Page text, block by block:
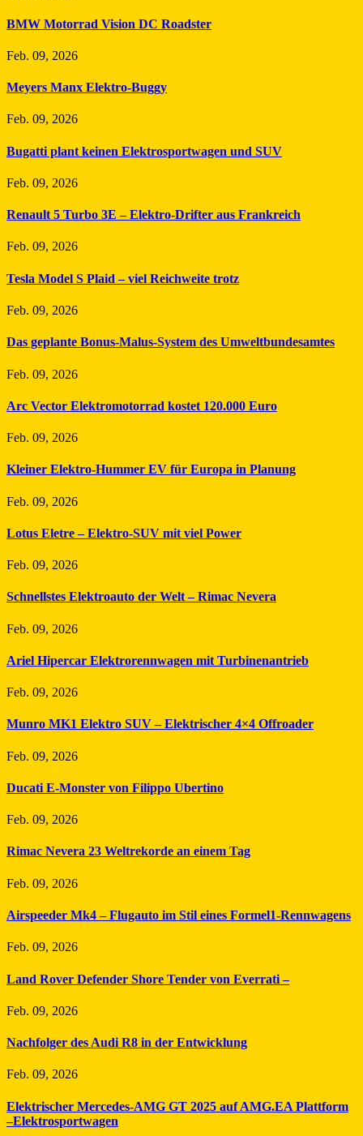
BMW Motorrad Vision DC Roadster
Feb. 09, 2026
Meyers Manx Elektro-Buggy
Feb. 09, 2026
Bugatti plant keinen Elektrosportwagen und SUV
Feb. 09, 2026
Renault 5 Turbo 3E – Elektro-Drifter aus Frankreich
Feb. 09, 2026
Tesla Model S Plaid – viel Reichweite trotz
Feb. 09, 2026
Das geplante Bonus-Malus-System des Umweltbundesamtes
Feb. 09, 2026
Arc Vector Elektromotorrad kostet 120.000 Euro
Feb. 09, 2026
Kleiner Elektro-Hummer EV für Europa in Planung
Feb. 09, 2026
Lotus Eletre – Elektro-SUV mit viel Power
Feb. 09, 2026
Schnellstes Elektroauto der Welt – Rimac Nevera
Feb. 09, 2026
Ariel Hipercar Elektrorennwagen mit Turbinenantrieb
Feb. 09, 2026
Munro MK1 Elektro SUV – Elektrischer 4×4 Offroader
Feb. 09, 2026
Ducati E-Monster von Filippo Ubertino
Feb. 09, 2026
Rimac Nevera 23 Weltrekorde an einem Tag
Feb. 09, 2026
Airspeeder Mk4 – Flugauto im Stil eines Formel1-Rennwagens
Feb. 09, 2026
Land Rover Defender Shore Tender von Everrati –
Feb. 09, 2026
Nachfolger des Audi R8 in der Entwicklung
Feb. 09, 2026
Elektrischer Mercedes-AMG GT 2025 auf AMG.EA Plattform
–Elektrosportwagen